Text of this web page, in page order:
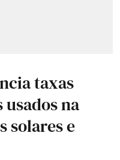
taxas
na
solares e